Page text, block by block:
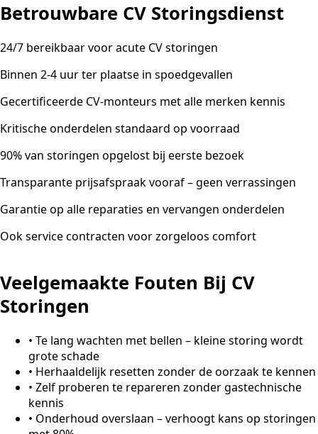
Betrouwbare CV Storingsdienst
24/7 bereikbaar voor acute CV storingen
Binnen 2-4 uur ter plaatse in spoedgevallen
Gecertificeerde CV-monteurs met alle merken kennis
Kritische onderdelen standaard op voorraad
90% van storingen opgelost bij eerste bezoek
Transparante prijsafspraak vooraf – geen verrassingen
Garantie op alle reparaties en vervangen onderdelen
Ook service contracten voor zorgeloos comfort
Veelgemaakte Fouten Bij CV
Storingen
• Te lang wachten met bellen – kleine storing wordt
grote schade
• Herhaaldelijk resetten zonder de oorzaak te kennen
• Zelf proberen te repareren zonder gastechnische
kennis
• Onderhoud overslaan – verhoogt kans op storingen